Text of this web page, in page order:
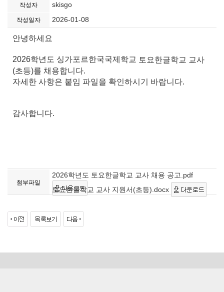
작성자 skisgo
작성일자 2026-01-08
안녕하세요
2026학년도 싱가포르한국국제학교 토요한글학교 교사
(초등)를 채용합니다.
자세한 사항은 붙임 파일을 확인하시기 바랍니다.
감사합니다.
첨부파일
2026학년도 토요한글학교 교사 채용 공고.pdf
토요한글학교 교사 지원서(초등).docx